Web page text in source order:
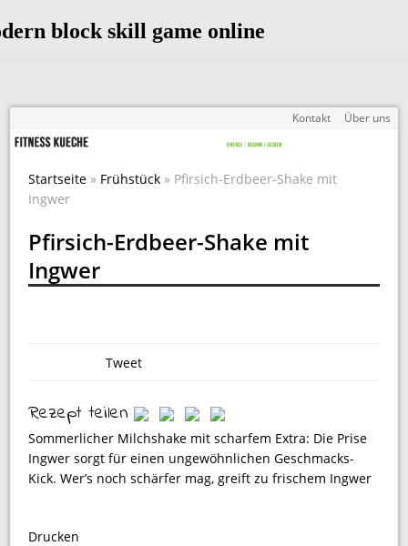
Kontakt Über uns
Startseite » Frühstück » Pfirsich-Erdbeer-Shake mit
Ingwer
Pfirsich-Erdbeer-Shake mit
Ingwer
Tweet
Rezept teilen
Sommerlicher Milchshake mit scharfem Extra: Die Prise
Ingwer sorgt für einen ungewöhnlichen Geschmacks-
Kick. Wer’s noch schärfer mag, greift zu frischem Ingwer
Drucken